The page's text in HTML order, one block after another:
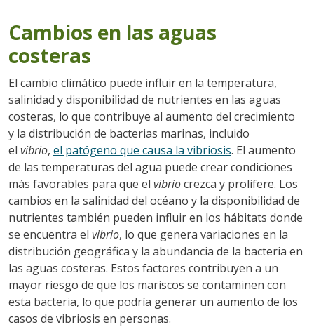
Cambios en las aguas
costeras
El cambio climático puede influir en la temperatura,
salinidad y disponibilidad de nutrientes en las aguas
costeras, lo que contribuye al aumento del crecimiento
y la distribución de bacterias marinas, incluido
el vibrio, el patógeno que causa la vibriosis. El aumento
de las temperaturas del agua puede crear condiciones
más favorables para que el vibriocrezca y prolifere. Los
cambios en la salinidad del océano y la disponibilidad de
nutrientes también pueden influir en los hábitats donde
se encuentra el vibrio, lo que genera variaciones en la
distribución geográfica y la abundancia de la bacteria en
las aguas costeras. Estos factores contribuyen a un
mayor riesgo de que los mariscos se contaminen con
esta bacteria, lo que podría generar un aumento de los
casos de vibriosis en personas.